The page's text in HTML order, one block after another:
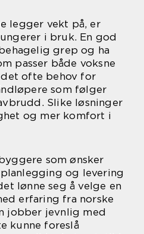
legger vekt på, er
i bruk. En god
grep og ha
passer både voksne
ofte behov for
som følger
Slike løsninger
og mer komfort i
som ønsker
og levering
lønne seg å velge en
erfaring fra norske
jobber jevnlig med
kunne foreslå